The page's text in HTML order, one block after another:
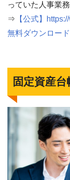
っていた人事業務
⇒ 【公式】
無料ダウンロード
固定資産